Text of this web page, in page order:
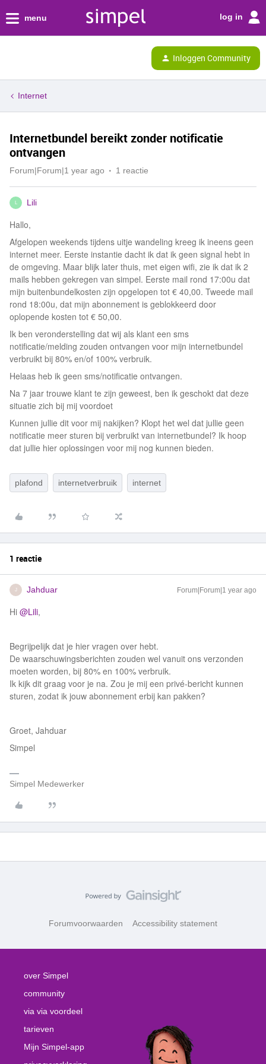
menu log in
Inloggen Community
Internet
Internetbundel bereikt zonder notificatie
ontvangen
Forum|Forum|1 year ago 1 reactie
L Lili
Hallo,
Afgelopen weekends tijdens uitje wandeling kreeg ik ineens geen
internet meer. Eerste instantie dacht ik dat ik geen signal hebt in
de omgeving. Maar blijk later thuis, met eigen wifi, zie ik dat ik 2
mails hebben gekregen van simpel. Eerste mail rond 17:00u dat
mijn buitenbundelkosten zijn opgelopen tot € 40,00. Tweede mail
rond 18:00u, dat mijn abonnement is geblokkeerd door
oplopende kosten tot € 50,00.
Ik ben veronderstelling dat wij als klant een sms
notificatie/melding zouden ontvangen voor mijn internetbundel
verbruikt bij 80% en/of 100% verbruik.
Helaas heb ik geen sms/notificatie ontvangen.
Na 7 jaar trouwe klant te zijn geweest, ben ik geschokt dat deze
situatie zich bij mij voordoet
Kunnen jullie dit voor mij nakijken? Klopt het wel dat jullie geen
notificatie meer sturen bij verbruikt van internetbundel? Ik hoop
dat jullie hier oplossingen voor mij nog kunnen bieden.
plafond internetverbruik internet
1 reactie
J Jahduar Forum|Forum|1 year ago
Hi @Lili,
Begrijpelijk dat je hier vragen over hebt.
De waarschuwingsberichten zouden wel vanuit ons verzonden
moeten worden, bij 80% en 100% verbruik.
Ik kijk dit graag voor je na. Zou je mij een privé-bericht kunnen
sturen, zodat ik jouw abonnement erbij kan pakken?
Groet, Jahduar
Simpel
Simpel Medewerker
Forumvoorwaarden Accessibility statement
over Simpel
community
via via voordeel
tarieven
Mijn Simpel-app